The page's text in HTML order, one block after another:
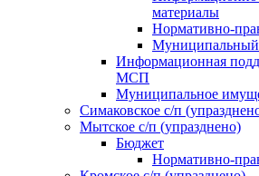
материалы
Нормативно-
Муниципальный
Информационная
МСП
Муниципальное
Симаковское с/п
Мытское с/п (упразднено)
Бюджет
Нормативно-